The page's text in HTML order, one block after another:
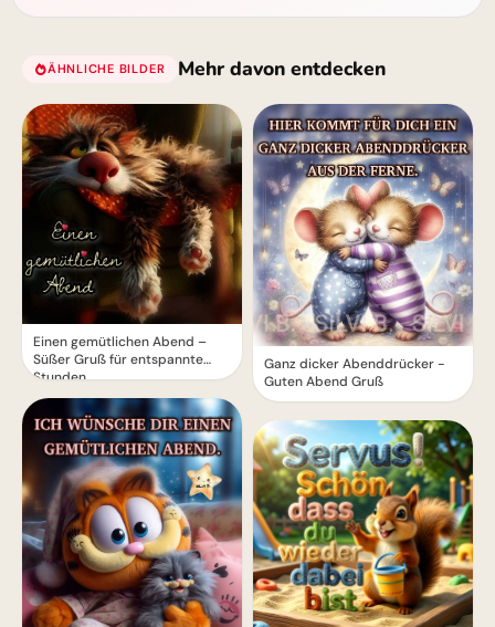
ÄHNLICHE BILDER Mehr davon entdecken
Einen gemütlichen Abend –
Süßer Gruß für entspannte
Stunden
Ganz dicker Abenddrücker -
Guten Abend Gruß